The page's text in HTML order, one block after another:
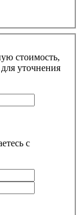
стоимость,
уточнения
с